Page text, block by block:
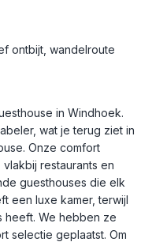
ontbijt, wandelroute
in Windhoek.
wat je terug ziet in
Onze comfort
restaurants en
guesthouses die elk
een luxe kamer, terwijl
heeft. We hebben ze
selectie geplaatst. Om